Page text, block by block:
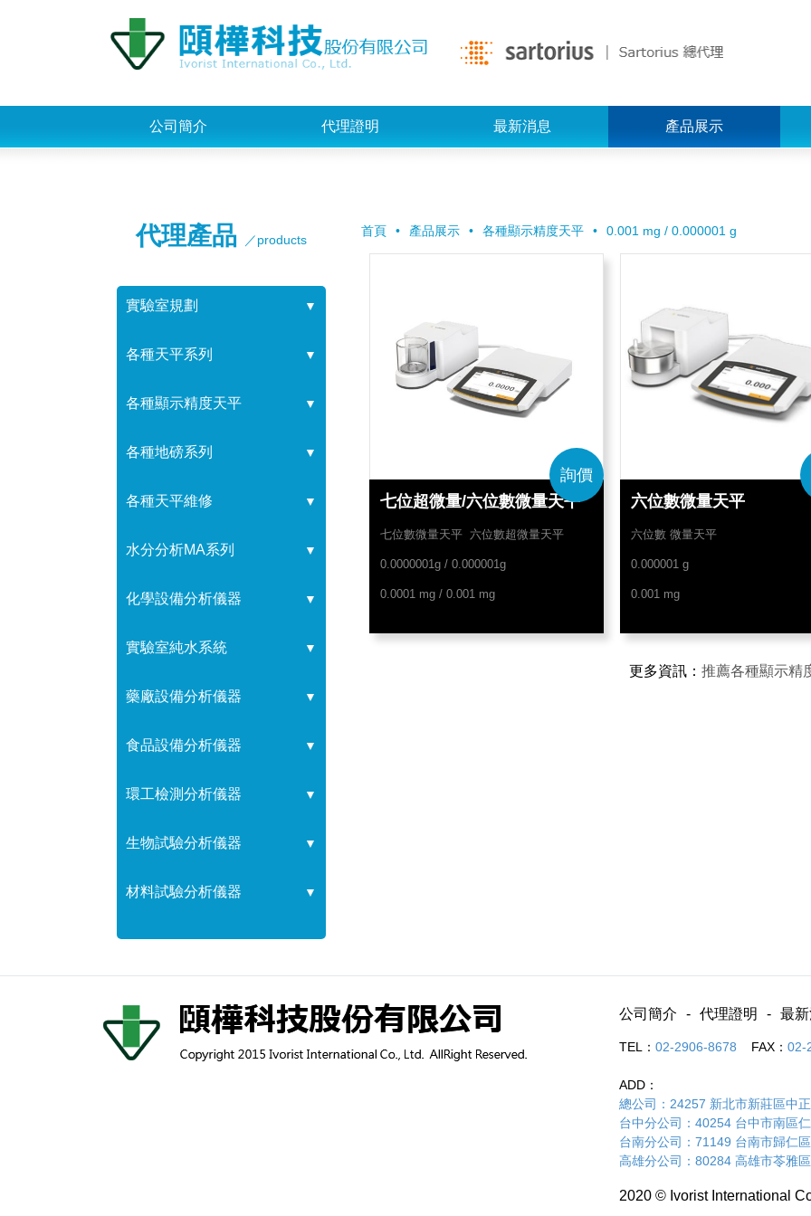
公司簡介 代理證明 最新消息 產品展示
代理產品 ／products
實驗室規劃 ▼
各種天平系列 ▼
各種顯示精度天平 ▼
各種地磅系列 ▼
各種天平維修 ▼
水分分析MA系列 ▼
化學設備分析儀器 ▼
實驗室純水系統 ▼
藥廠設備分析儀器 ▼
食品設備分析儀器 ▼
環工檢測分析儀器 ▼
生物試驗分析儀器 ▼
材料試驗分析儀器 ▼
首頁 產品展示 各種顯示精度天平 0.001 mg / 0.000001 g
七位超微量/六位數微量天平
七位數微量天平 六位數超微量天平
0.0000001g / 0.000001g
0.0001 mg / 0.001 mg
詢價
六位數微量天平
六位數 微量天平
0.000001 g
0.001 mg
更多資訊： 推薦各種顯示精
公司簡介 代理證明 最
TEL： 02-2906-8678 FAX： 02-
ADD：
總公司：24257 新北市新莊區中
台中分公司：40254 台中市南區
台南分公司：71149 台南市歸仁
高雄分公司：80284 高雄市苓雅
2020 © Ivorist International